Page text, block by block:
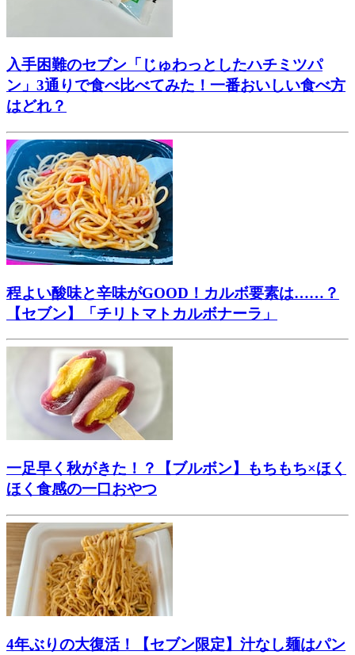
入手困難のセブン「じゅわっとしたハチミツパ
ン」3通りで食べ比べてみた！一番おいしい食べ方
はどれ？
程よい酸味と辛味がGOOD！カルボ要素は……？
【セブン】「チリトマトカルボナーラ」
一足早く秋がきた！？【ブルボン】もちもち×ほく
ほく食感の一口おやつ
4年ぶりの大復活！【セブン限定】汁なし麺はパン